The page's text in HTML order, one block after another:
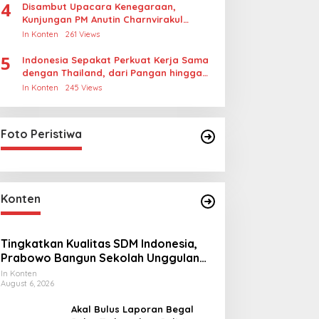
4
Disambut Upacara Kenegaraan,
Kunjungan PM Anutin Charnvirakul
Perkuat Hubungan Indonesia-Thailand
In Konten 261 Views
5
Indonesia Sepakat Perkuat Kerja Sama
dengan Thailand, dari Pangan hingga
Ekonomi Digital
In Konten 245 Views
Foto Peristiwa
Konten
Tingkatkan Kualitas SDM Indonesia,
Prabowo Bangun Sekolah Unggulan
hingga Undang Universitas Terbaik
Dunia
In Konten
August 6, 2026
Akal Bulus Laporan Begal